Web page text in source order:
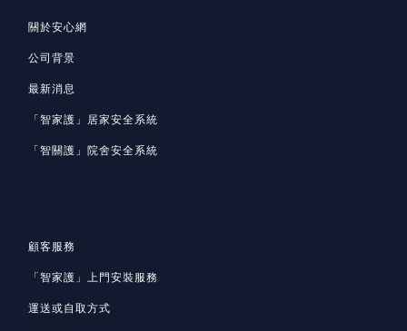
關於安心網
公司背景
最新消息
「智家護」居家安全系統
「智關護」院舍安全系統
顧客服務
「智家護」 上門安裝服務
運送或自取方式